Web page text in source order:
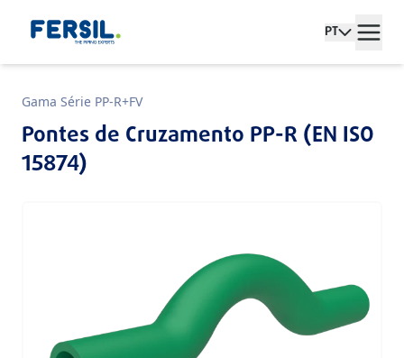
PT
Gama Série PP-R+FV
Pontes de Cruzamento PP-R (EN ISO
15874)